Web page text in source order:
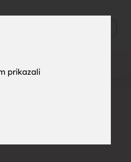
prikazali